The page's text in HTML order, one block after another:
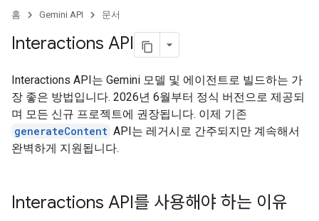
홈 Gemini API 문서
Interactions API
Interactions API는 Gemini 모델 및 에이전트로 빌드하는 가
장 좋은 방법입니다. 2026년 6월부터 정식 버전으로 제공되
며 모든 신규 프로젝트에 권장됩니다. 이제 기존
generateContent API는 레거시로 간주되지만 계속해서
완벽하게 지원됩니다.
Interactions API를 사용해야 하는 이유